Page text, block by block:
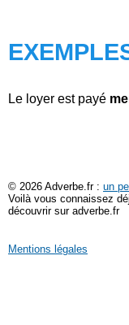
Le loyer est payé
© 2026 Adverbe.fr : un
Voilà vous connaissez
découvrir sur adverbe.fr
Mentions légales